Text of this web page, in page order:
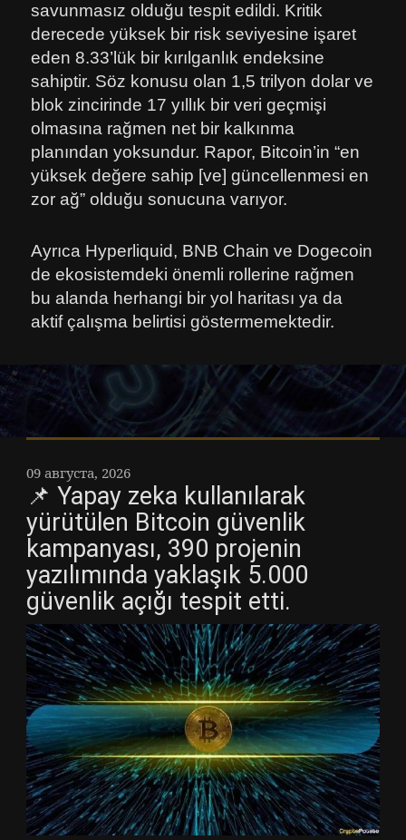
savunmasız olduğu tespit edildi. Kritik
derecede yüksek bir risk seviyesine işaret
eden 8.33’lük bir kırılganlık endeksine
sahiptir. Söz konusu olan 1,5 trilyon dolar ve
blok zincirinde 17 yıllık bir veri geçmişi
olmasına rağmen net bir kalkınma
planından yoksundur. Rapor, Bitcoin’in “en
yüksek değere sahip [ve] güncellenmesi en
zor ağ” olduğu sonucuna varıyor.
Ayrıca Hyperliquid, BNB Chain ve Dogecoin
de ekosistemdeki önemli rollerine rağmen
bu alanda herhangi bir yol haritası ya da
aktif çalışma belirtisi göstermemektedir.
09 августа, 2026
📌 Yapay zeka kullanılarak
yürütülen Bitcoin güvenlik
kampanyası, 390 projenin
yazılımında yaklaşık 5.000
güvenlik açığı tespit etti.